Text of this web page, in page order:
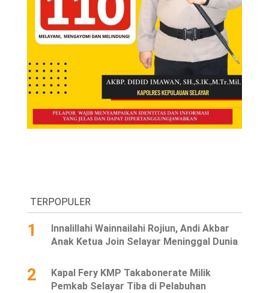
TERPOPULER
1
Innalillahi Wainnailahi Rojiun, Andi Akbar
Anak Ketua Join Selayar Meninggal Dunia
2
Kapal Fery KMP Takabonerate Milik
Pemkab Selayar Tiba di Pelabuhan